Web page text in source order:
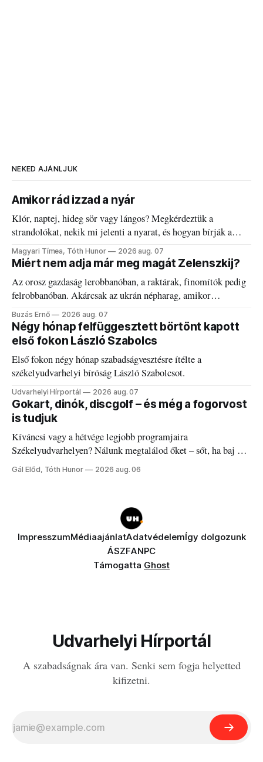
NEKED AJÁNLJUK
Amikor rád izzad a nyár
Klór, naptej, hideg sör vagy lángos? Megkérdeztük a
strandolókat, nekik mi jelenti a nyarat, és hogyan bírják a
kánikulát.
Magyari Tímea, Tóth Hunor 2026 aug. 07
Miért nem adja már meg magát Zelenszkij?
Az orosz gazdaság lerobbanóban, a raktárak, finomítók pedig
felrobbanóban. Akárcsak az ukrán népharag, amikor
elégedetlen vezetőivel.
Buzás Ernő 2026 aug. 07
Négy hónap felfüggesztett börtönt kapott
első fokon László Szabolcs
Első fokon négy hónap szabadságvesztésre ítélte a
székelyudvarhelyi bíróság László Szabolcsot.
Udvarhelyi Hírportál 2026 aug. 07
Gokart, dinók, discgolf – és még a fogorvost
is tudjuk
Kíváncsi vagy a hétvége legjobb programjaira
Székelyudvarhelyen? Nálunk megtalálod őket – sőt, ha baj van
a fogaddal, a fogorvosi ügyeletet is!
Gál Előd, Tóth Hunor 2026 aug. 06
ImpresszumMédiaajánlatAdatvédelemÍgy dolgozunk
ÁSZFANPC
Támogatta Ghost
Udvarhelyi Hírportál
A szabadságnak ára van. Senki sem fogja helyetted
kifizetni.